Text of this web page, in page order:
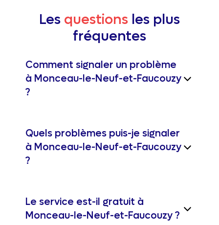
Les questions les plus
fréquentes
Comment signaler un problème
à Monceau-le-Neuf-et-Faucouzy
?
Quels problèmes puis-je signaler
à Monceau-le-Neuf-et-Faucouzy
?
Le service est-il gratuit à
Monceau-le-Neuf-et-Faucouzy ?